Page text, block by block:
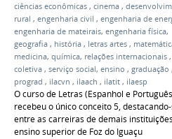
ciências econômicas , cinema ,
rural , engenharia civil , engenharia de
engenharia de mateirais, engenharia física,
geografia , história , letras artes ,
medicina, química, relações internacionais ,
coletiva , serviço social, ensino , graduação ,
prograd , ilacvn , ilaach , ilatit , ilaesp
O curso de Letras (Espanhol e
recebeu o único conceito 5,
entre as carreiras de demais
ensino superior de Foz do Iguaçu